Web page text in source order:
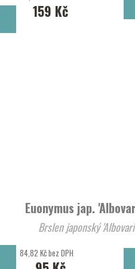
159 Kč
Euonymus jap.
Brslen japonský
84,82 Kč bez DPH